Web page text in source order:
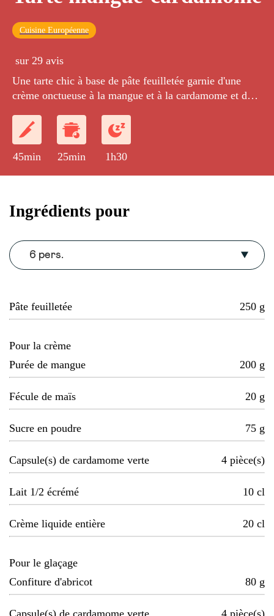
Cuisine Européenne
sur 29 avis
Une tarte chic à base de pâte feuilletée garnie d'une
crème onctueuse à la mangue et à la cardamome et de
45min 25min 1h30
Ingrédients pour
6 pers.
Pâte feuilletée 250 g
Pour la crème
Purée de mangue
200 g
Fécule de maïs 20 g
Sucre en poudre 75 g
Capsule(s) de cardamome verte 4 pièce(s)
Lait 1/2 écrémé 10 cl
Crème liquide entière 20 cl
Pour le glaçage
Confiture d'abricot
80 g